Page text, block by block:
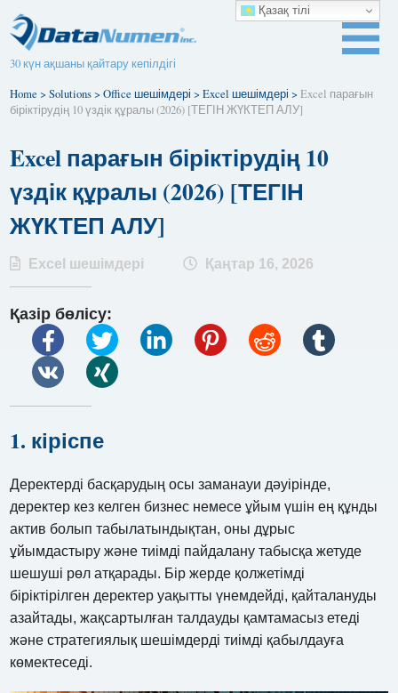
30 күн ақшаны қайтару кепілдігі
Home >Solutions>Office шешімдері >Excel шешімдері >Excel парағын
біріктірудің 10 үздік құралы (2026) [ТЕГІН ЖҮКТЕП АЛУ]
Excel парағын біріктірудің 10
үздік құралы (2026) [ТЕГІН
ЖҮКТЕП АЛУ]
Excel шешімдері Қаңтар 16, 2026
Қазір бөлісу:
1. кіріспе
Деректерді басқарудың осы заманауи дәуірінде,
деректер кез келген бизнес немесе ұйым үшін ең құнды
актив болып табылатындықтан, оны дұрыс
ұйымдастыру және тиімді пайдалану табысқа жетуде
шешуші рөл атқарады. Бір жерде қолжетімді
біріктірілген деректер уақытты үнемдейді, қайталануды
азайтады, жақсартылған талдауды қамтамасыз етеді
және стратегиялық шешімдерді тиімді қабылдауға
көмектеседі.
Қазақ тілі